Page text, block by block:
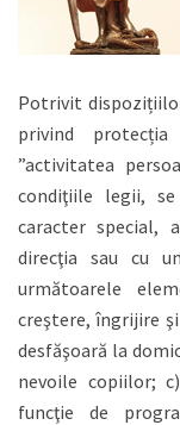
Potrivit
privind protecția
”activitatea
condiţiile legii,
caracter special,
direcţia sau cu
următoarele
creştere, îngrijire
desfăşoară la
nevoile copiilor;
funcţie de